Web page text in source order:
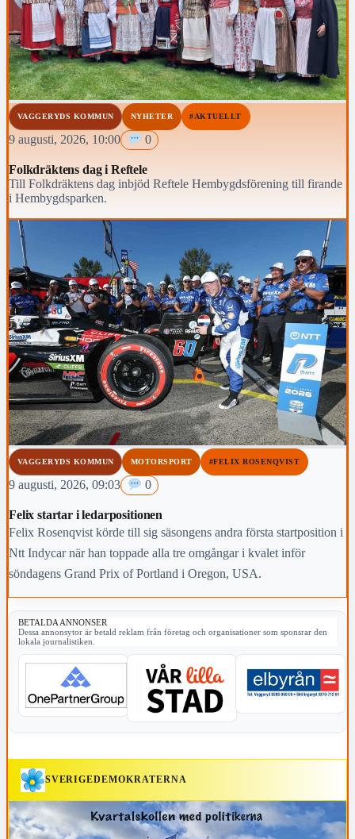
VAGGERYDS KOMMUN NYHETER #AKTUELLT
9 augusti, 2026, 10:00 0
Folkdräktens dag i Reftele
Till Folkdräktens dag inbjöd Reftele Hembygdsförening till firande
i Hembygdsparken.
VAGGERYDS KOMMUN MOTORSPORT #FELIX ROSENQVIST
9 augusti, 2026, 09:03 0
Felix startar i ledarpositionen
Felix Rosenqvist körde till sig säsongens andra första startposition i
Ntt Indycar när han toppade alla tre omgångar i kvalet inför
söndagens Grand Prix of Portland i Oregon, USA.
BETALDA ANNONSER
Dessa annonsytor är betald reklam från företag och organisationer som sponsrar den
lokala journalistiken.
SVERIGEDEMOKRATERNA